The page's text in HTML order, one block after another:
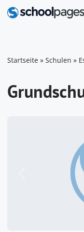
Startseite » Schulen »